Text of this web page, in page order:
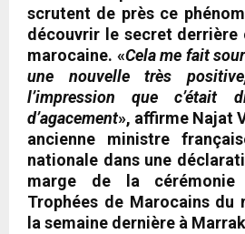
scrutent de près ce
découvrir le secret derrière
marocaine. «Cela me fait
une nouvelle très
l’impression que
d’agacement», affirme Najat
ancienne ministre
nationale dans une
marge de la
Trophées de Marocains du
la semaine dernière à